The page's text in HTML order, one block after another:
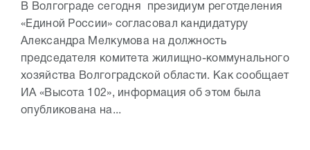
В Волгограде сегодня президиум реготделения
«Единой России» согласовал кандидатуру
Александра Мелкумова на должность
председателя комитета жилищно-коммунального
хозяйства Волгоградской области. Как сообщает
ИА «Высота 102», информация об этом была
опубликована на...